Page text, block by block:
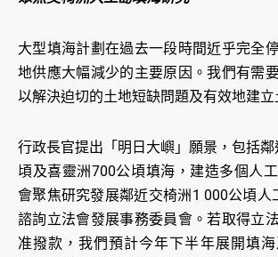
大型填海計劃在過去一段時間近乎完全
地供應大幅減少的主要原因。我們有需
以解決迫切的土地短缺問題及有效地建立
行政長官提出「明日大嶼」願景，包括
頃及喜靈洲700公頃填海，建造多個人
會聚焦研究發展鄰近交椅洲1 000公頃人
諮詢立法會發展事務委員會。若取得立
准撥款，我們預計今年下半年展開填